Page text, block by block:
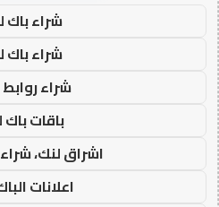
شراء باك
شراء باك
شراء
باقات باك
اشراق لنك،
اعلانات